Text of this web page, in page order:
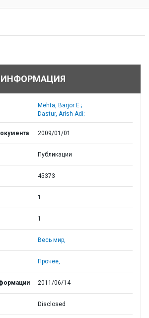
Mehta, Barjor E.;
Dastur, Arish Adi;
2009/01/01
Публикации
45373
1
1
Весь мир,
Прочее,
2011/06/14
Disclosed